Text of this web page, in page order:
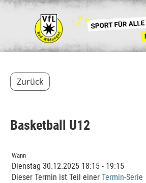
Zurück
Basketball U12
Wann
Dienstag 30.12.2025 18:15 - 19:15
Dieser Termin ist Teil einer Termin-Serie